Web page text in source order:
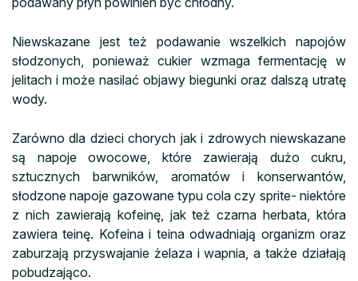
Niewskazane jest też podawanie wszelkich napojów
słodzonych, ponieważ cukier wzmaga fermentację w
jelitach i może nasilać objawy biegunki oraz dalszą utratę
wody.
Zarówno dla dzieci chorych jak i zdrowych niewskazane
są napoje owocowe, które zawierają dużo cukru,
sztucznych barwników, aromatów i konserwantów,
słodzone napoje gazowane typu cola czy sprite- niektóre
z nich zawierają kofeinę, jak też czarna herbata, która
zawiera teinę. Kofeina i teina odwadniają organizm oraz
zaburzają przyswajanie żelaza i wapnia, a także działają
pobudzająco.